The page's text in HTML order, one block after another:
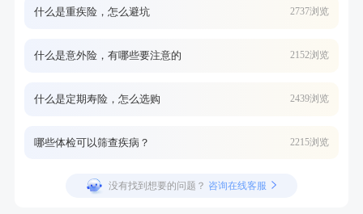
什么是重疾险，怎么避坑 2737浏览
什么是意外险，有哪些要注意的 2152浏览
什么是定期寿险，怎么选购 2439浏览
哪些体检可以筛查疾病？ 2215浏览
没有找到想要的问题？ 咨询在线客服